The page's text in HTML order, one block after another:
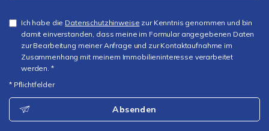
Ich habe die Datenschutzhinweise zur Kenntnis genommen und bin
damit einverstanden, dass meine im Formular angegebenen Daten
zur Bearbeitung meiner Anfrage und zur Kontaktaufnahme im
Zusammenhang mit meinem Immobilieninteresse verarbeitet
werden. *
* Pflichtfelder
Absenden